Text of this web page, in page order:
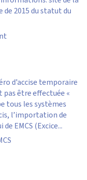
2015 du statut du
d’accise temporaire
pas être effectuée «
tous les systèmes
l’importation de
EMCS (Excice...